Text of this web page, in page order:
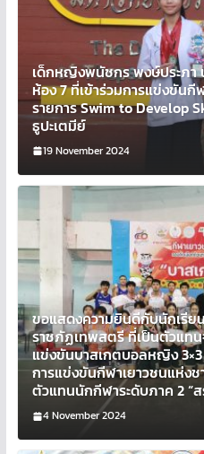
เด็กหญิงพนัชกร พงษ์ประภา
ห้อง 7 ที่เข้าร่วมการแข่งขัน
รายการ Swim to Develop
ธูปะเตมีย์
19 November 2024
ขอแสดงความยินดีกับนักเรีย
ราชภัฏเทพสตรี ที่เป็นตัวแท
แข่งขันบาสเกตบอลหญิง 3×3
การแข่งขันกีฬาเยาวชนแห่ง
ตัวแทนนักกีฬาระดับภาค 2 “ส
4 November 2024